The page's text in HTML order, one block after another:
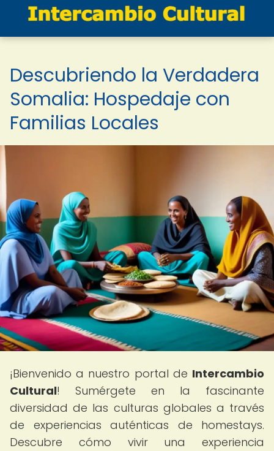
Descubriendo la Verdadera
Somalia: Hospedaje con
Familias Locales
¡Bienvenido a nuestro portal de Intercambio
Cultural! Sumérgete en la fascinante
diversidad de las culturas globales a través
de experiencias auténticas de homestays.
Descubre cómo vivir una experiencia